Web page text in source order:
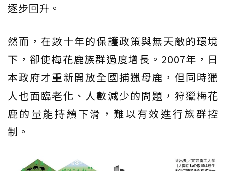
逐步回升。
然而，在數十年的保護政策與無天敵的環境
下，卻使梅花鹿族群過度增長。2007年，日
本政府才重新開放全國捕獵母鹿，但同時獵
人也面臨老化、人數減少的問題，狩獵梅花
鹿的量能持續下滑，難以有效進行族群控
制。